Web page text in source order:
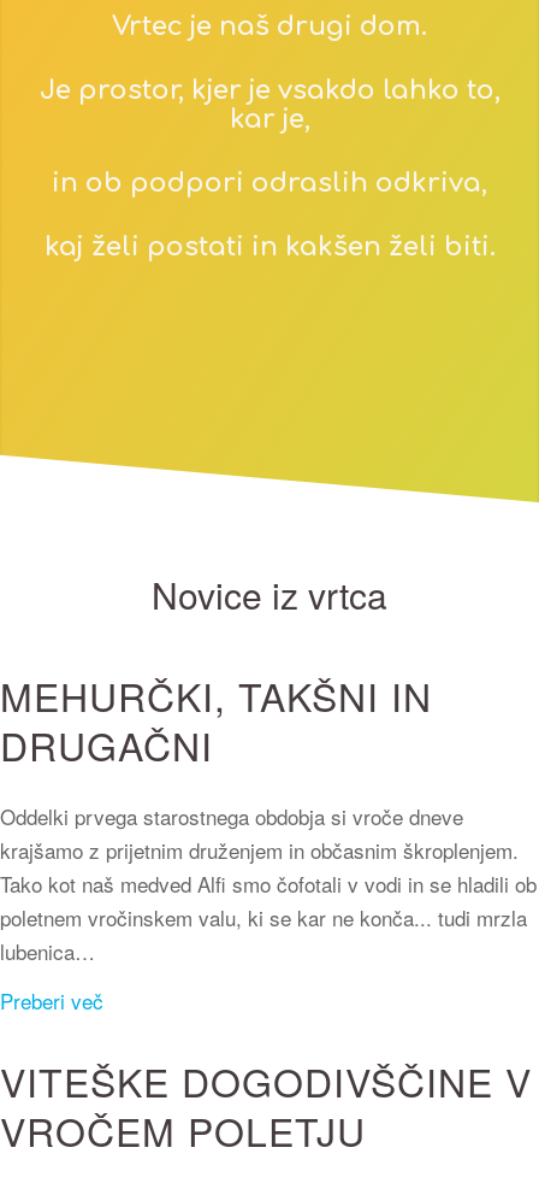
Vrtec je naš drugi dom.
Je prostor, kjer je vsakdo lahko to,
kar je,
in ob podpori odraslih odkriva,
kaj želi postati in kakšen želi biti.
Novice iz vrtca
MEHURČKI, TAKŠNI IN
DRUGAČNI
Oddelki prvega starostnega obdobja si vroče dneve
krajšamo z prijetnim druženjem in občasnim škroplenjem.
Tako kot naš medved Alfi smo čofotali v vodi in se hladili ob
poletnem vročinskem valu, ki se kar ne konča... tudi mrzla
lubenica…
Preberi več
VITEŠKE DOGODIVŠČINE V
VROČEM POLETJU